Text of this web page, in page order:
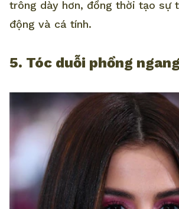
trông dày hơn, đồng thời tạo sự
động và cá tính.
5. Tóc duỗi phồng